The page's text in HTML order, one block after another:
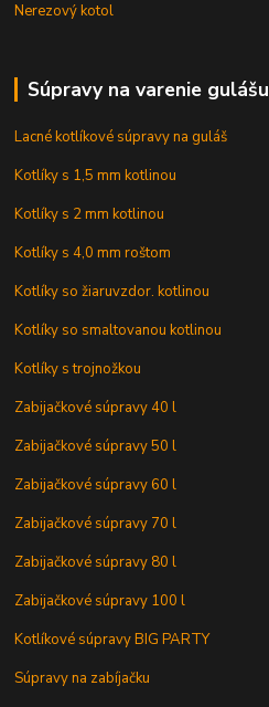
Nerezový kotol
Súpravy na varenie gulášu
Lacné kotlíkové súpravy na guláš
Kotlíky s 1,5 mm kotlinou
Kotlíky s 2 mm kotlinou
Kotlíky s 4,0 mm roštom
Kotlíky so žiaruvzdor. kotlinou
Kotlíky so smaltovanou kotlinou
Kotlíky s trojnožkou
Zabijačkové súpravy 40 l
Zabijačkové súpravy 50 l
Zabijačkové súpravy 60 l
Zabijačkové súpravy 70 l
Zabijačkové súpravy 80 l
Zabijačkové súpravy 100 l
Kotlíkové súpravy BIG PARTY
Súpravy na zabíjačku